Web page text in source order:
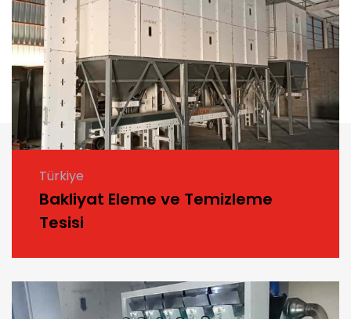
Türkiye
Bakliyat Eleme ve Temizleme
Tesisi